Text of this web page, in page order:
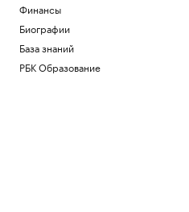
Финансы
Биографии
База знаний
РБК Образование